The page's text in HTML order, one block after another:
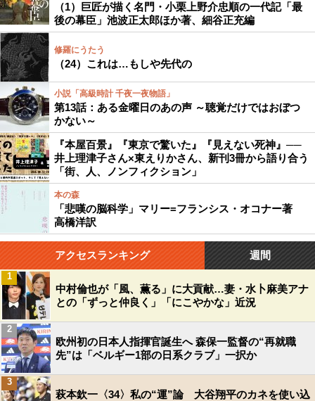
（1）巨匠が描く名門・小栗上野介忠順の一代記「最
後の幕臣」池波正太郎ほか著、細谷正充編
修羅にうたう
（24）これは…もしや先代の
小説「高級時計 千夜一夜物語」
第13話：ある金曜日のあの声 ～聴覚だけではおぼつ
かない～
『本屋百景』『東京で驚いた』『見えない死神』──
井上理津子さん×東えりかさん、新刊3冊から語り合う
「街、人、ノンフィクション」
本の森
「悲嘆の脳科学」マリー=フランシス・オコナー著
高橋洋訳
アクセスランキング 週間
中村倫也が「風、薫る」に大貢献…妻・水卜麻美アナ
との「ずっと仲良く」「にこやかな」近況
1
欧州初の日本人指揮官誕生へ 森保一監督の“再就職
先”は「ベルギー1部の日系クラブ」一択か
2
萩本欽一〈34〉私の“運”論 大谷翔平のカネを使い込
3